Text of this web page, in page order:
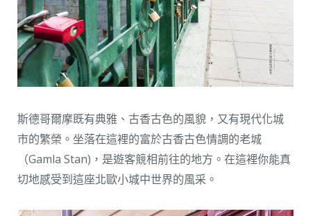
斯德哥爾摩既有典雅、古香古色的風貌，又有現代化城
市的繁榮。坐落在這裡的富於古香古色情調的老城
（Gamla Stan)，是遊客競相前往的地方。在這裡你能真
切地感受到這座北歐小城中世界的風采。